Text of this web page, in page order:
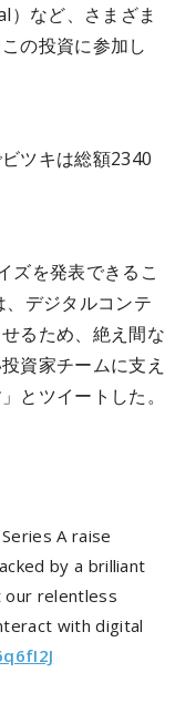
など、さまざま
の投資に参加し
ツキは総額2340
ズを発表できるこ
デジタルコンテ
るため、絶え間な
資家チームに支え
とツイートした。
A raise
by a brilliant
relentless
with digital